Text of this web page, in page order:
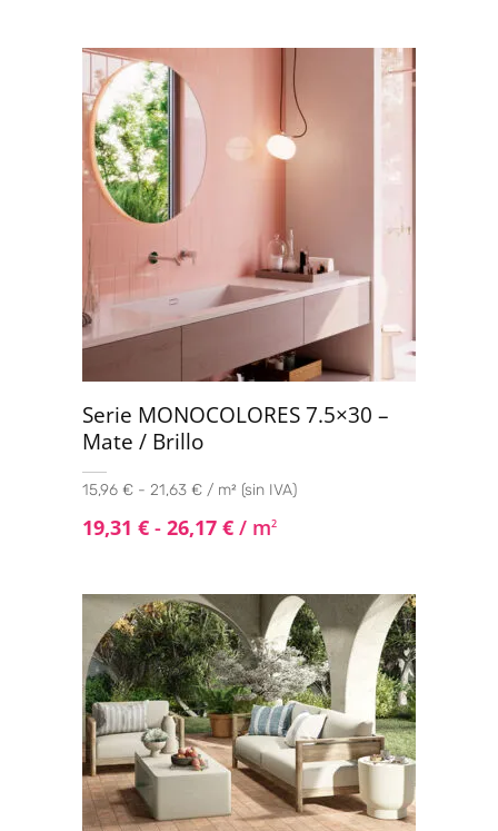
Serie MONOCOLORES 7.5×30 –
Mate / Brillo
15,96 € - 21,63 € / m² (sin IVA)
19,31 € - 26,17 € / m2